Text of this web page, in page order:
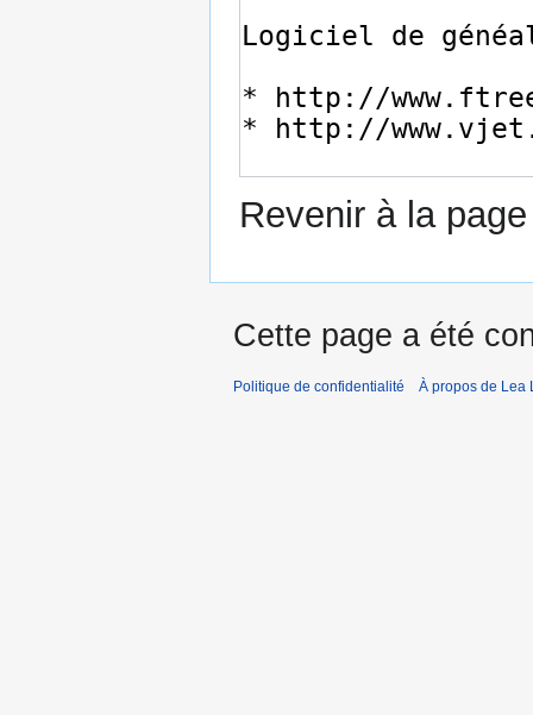
Revenir à la
Cette page a été
Politique de confidentialité À propos de Lea